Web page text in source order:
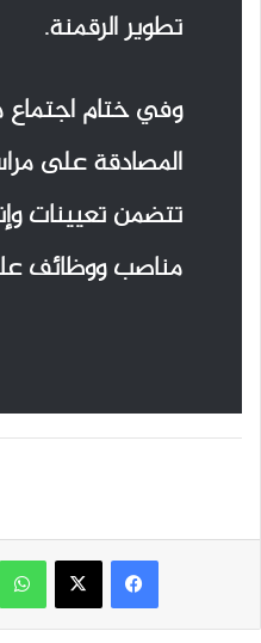
تطوير الرقمنة.
وفي ختام اجتماع
المصادقة على
تتضمن تعيينات
مناصب ووظائف